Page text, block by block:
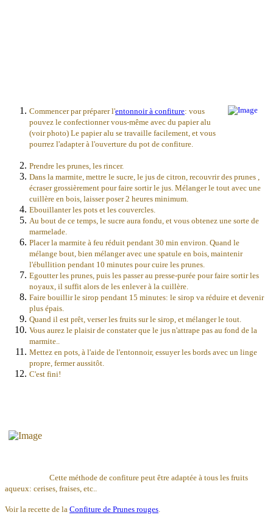
Commencer par préparer l'entonnoir à confiture: vous
pouvez le confectionner vous-même avec du papier alu
(voir photo) Le papier alu se travaille facilement, et vous
pourrez l'adapter à l'ouverture du pot de confiture.
Prendre les prunes, les rincer.
Dans la marmite, mettre le sucre, le jus de citron, recouvrir des prunes ,
écraser grossièrement pour faire sortir le jus. Mélanger le tout avec une
cuillère en bois, laisser poser 2 heures minimum.
Ebouillanter les pots et les couvercles.
Au bout de ce temps, le sucre aura fondu, et vous obtenez une sorte de
marmelade.
Placer la marmite à feu réduit pendant 30 min environ. Quand le
mélange bout, bien mélanger avec une spatule en bois, maintenir
l'ébullition pendant 10 minutes pour cuire les prunes.
Egoutter les prunes, puis les passer au presse-purée pour faire sortir les
noyaux, il suffit alors de les enlever à la cuillère.
Faire bouillir le sirop pendant 15 minutes: le sirop va réduire et devenir
plus épais.
Quand il est prêt, verser les fruits sur le sirop, et mélanger le tout.
Vous aurez le plaisir de constater que le jus n'attrape pas au fond de la
marmite..
Mettez en pots, à l'aide de l'entonnoir, essuyer les bords avec un linge
propre, fermer aussitôt.
C'est fini!
Cette méthode de confiture peut être adaptée à tous les fruits
aqueux: cerises, fraises, etc..
Voir la recette de la Confiture de Prunes rouges.